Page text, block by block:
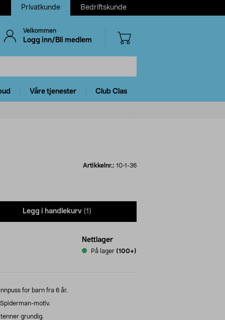
Privatkunde Bedriftskunde
Velkommen
Logg inn/Bli medlem
Våre tjenester Club Clas
Artikkelnr.: 10-1-36
Legg i handlekurv (1)
Nettlager
På lager (100+)
for barn fra 6 år.
motiv.
grundig.